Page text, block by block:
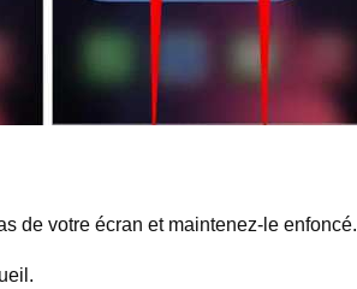
de votre écran et maintenez-le enfoncé.